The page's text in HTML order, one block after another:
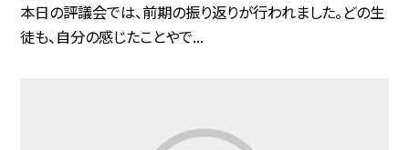
本日の評議会では、前期の振り返りが行われました。どの生
徒も、自分の感じたことやで...